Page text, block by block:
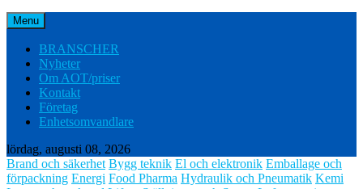
Menu
BRANSCHER
Nyheter
Om AOT/priser
Kontakt
Företag
Enhetsomvandlare
lördag, augusti 08, 2026
Brand och säkerhet Bygg teknik El och elektronik Emballage och
förpackning Energi Food Pharma Hydraulik och Pneumatik Kemi